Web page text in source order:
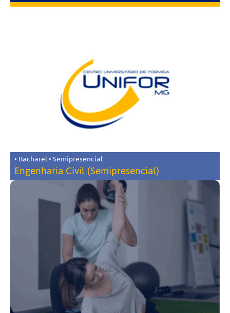
• Bacharel • Semipresencial
Engenharia Civil (Semipresencial)